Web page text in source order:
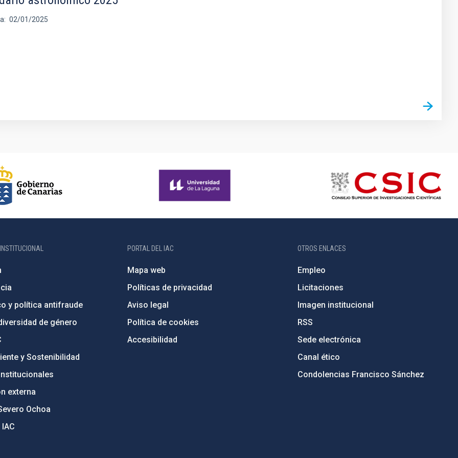
02/01/2025
y política antifraude
de género
y Sostenibilidad
externa
Ochoa
PORTAL DEL IAC
Mapa web
Políticas de privacidad
Aviso legal
Política de cookies
Accesibilidad
OTROS ENLACES
Empleo
Licitaciones
Imagen institucional
RSS
Sede electrónica
Canal ético
Condolencias Francisco Sánchez